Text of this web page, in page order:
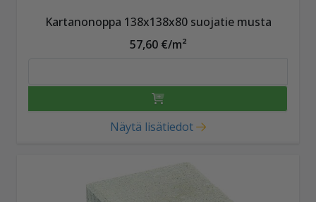
Kartanonoppa 138x138x80 suojatie musta
57,60 €/m²
Näytä lisätiedot